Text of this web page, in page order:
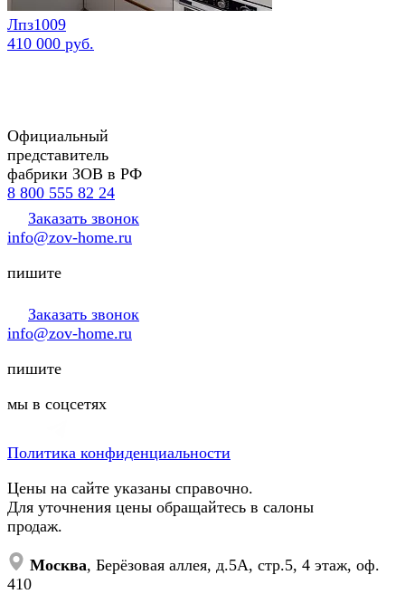
Лпз1009
410 000 руб.
Официальный
представитель
фабрики ЗОВ в РФ
8 800 555 82 24
Заказать звонок
info@zov-home.ru
пишите
Заказать звонок
info@zov-home.ru
пишите
мы в соцсетях
Политика конфиденциальности
Цены на сайте указаны справочно.
Для уточнения цены обращайтесь в салоны
продаж.
Москва, Берёзовая аллея, д.5А, стр.5, 4 этаж, оф.
410